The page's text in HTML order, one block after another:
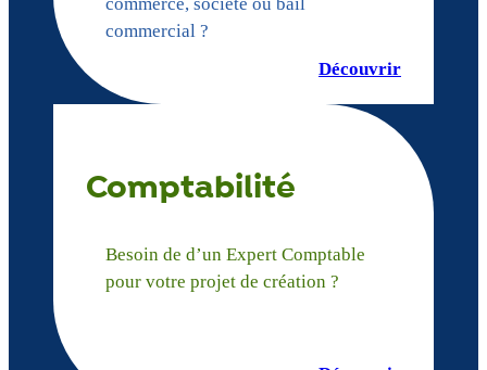
commercial ?
Découvrir
Comptabilité
Besoin de d’un Expert Comptable
pour votre projet de création ?